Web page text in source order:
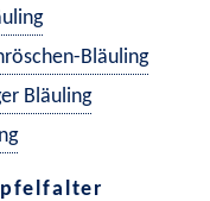
Bläuling
Bläuling